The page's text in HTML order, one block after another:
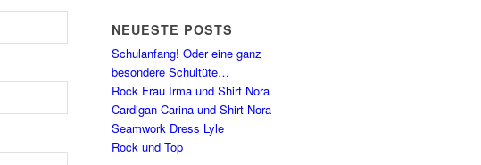
NEUESTE POSTS
Schulanfang! Oder eine ganz
besondere Schultüte…
Rock Frau Irma und Shirt Nora
Cardigan Carina und Shirt Nora
Seamwork Dress Lyle
Rock und Top